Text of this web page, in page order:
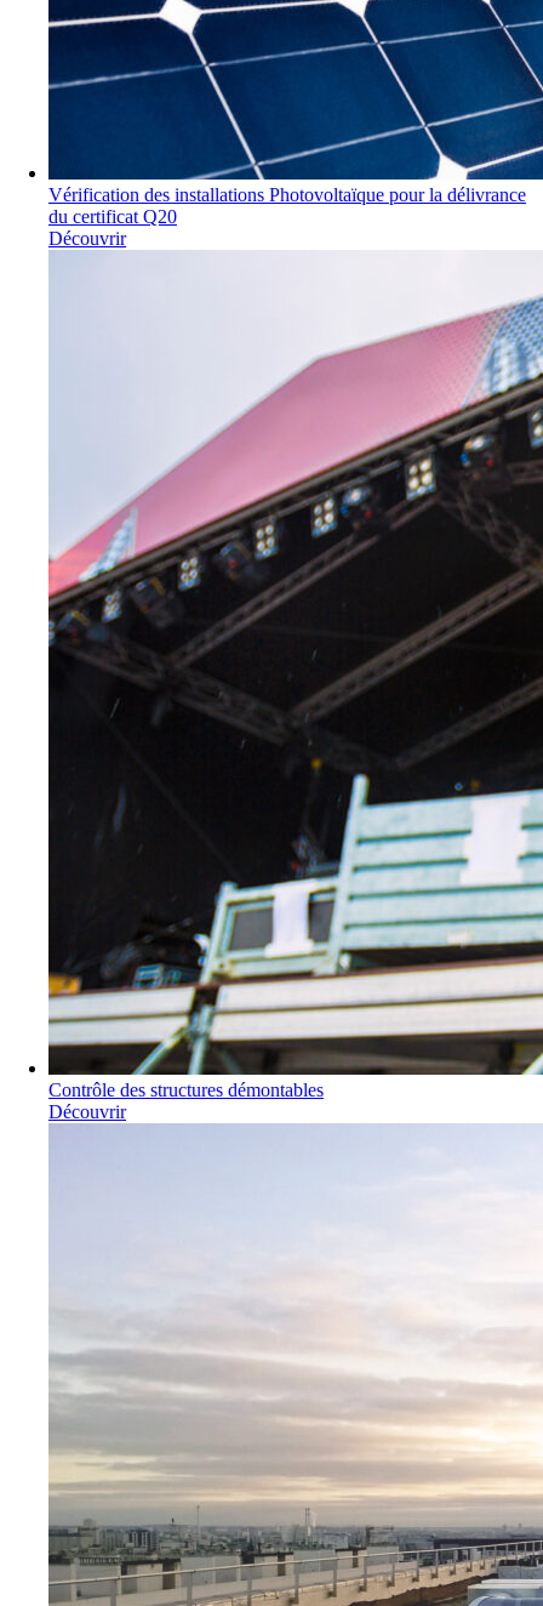
Vérification des installations Photovoltaïque pour la délivrance
du certificat Q20
Découvrir
Contrôle des structures démontables
Découvrir